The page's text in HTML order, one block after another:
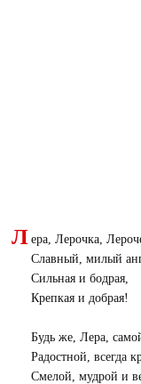
Л ера, Лерочка,
Славный, милый
Сильная и бодрая,
Крепкая и добрая!
Будь же, Лера,
Радостной, всегда
Смелой, мудрой и